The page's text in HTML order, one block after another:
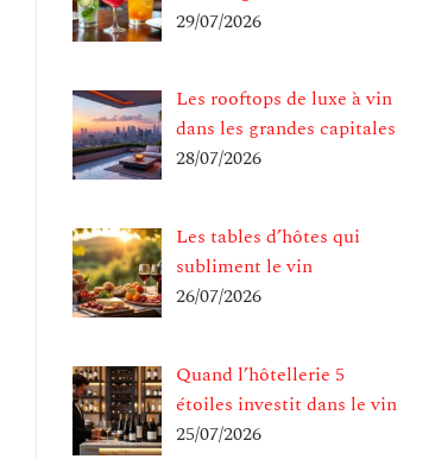
29/07/2026
Les rooftops de luxe à vin
dans les grandes capitales
28/07/2026
Les tables d’hôtes qui
subliment le vin
26/07/2026
Quand l’hôtellerie 5
étoiles investit dans le vin
25/07/2026